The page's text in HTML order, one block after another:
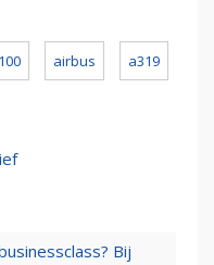
airbus a319
Bij